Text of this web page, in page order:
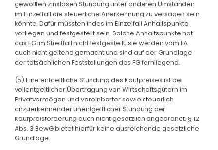
gewollten zinslosen Stundung unter anderen Umständen
im Einzelfall die steuerliche Anerkennung zu versagen sein
könnte. Dafür müssten indes im Einzelfall Anhaltspunkte
vorliegen und festgestellt sein. Solche Anhaltspunkte hat
das FG im Streitfall nicht festgestellt; sie werden vom FA
auch nicht geltend gemacht und sind auf der Grundlage
der tatsächlichen Feststellungen des FG fernliegend.
(5) Eine entgeltliche Stundung des Kaufpreises ist bei
vollentgeltlicher Übertragung von Wirtschaftsgütern im
Privatvermögen und vereinbarter sowie steuerlich
anzuerkennender unentgeltlicher Stundung der
Kaufpreisforderung auch nicht gesetzlich angeordnet. § 12
Abs. 3 BewG bietet hierfür keine ausreichende gesetzliche
Grundlage.